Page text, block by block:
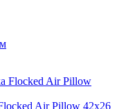
Air Pillow 42х26